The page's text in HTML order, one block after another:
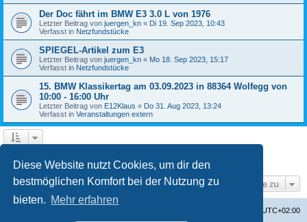
Diese Website nutzt Cookies, um dir den
bestmöglichen Komfort bei der Nutzung zu
bieten. Mehr erfahren
Der Doc fährt im BMW E3 3.0 L von 1976
Letzter Beitrag von juergen_kn « Di 19. Sep 2023, 10:43
Verfasst in Netzfundstücke
SPIEGEL-Artikel zum E3
Letzter Beitrag von juergen_kn « Mo 18. Sep 2023, 15:17
Verfasst in Netzfundstücke
15. BMW Klassikertag am 03.09.2023 in 88364 Wolfegg von
10:00 - 16:00 Uhr
Letzter Beitrag von E12Klaus « Do 31. Aug 2023, 13:24
Verfasst in Veranstaltungen extern
Gehe zu
UTC+02:00